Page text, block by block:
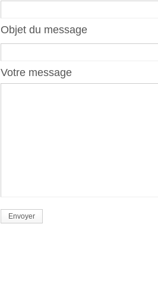
Objet du message
Votre message